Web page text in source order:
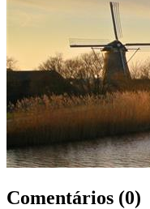
Comentários (0)